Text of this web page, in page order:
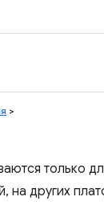
>
только
на других